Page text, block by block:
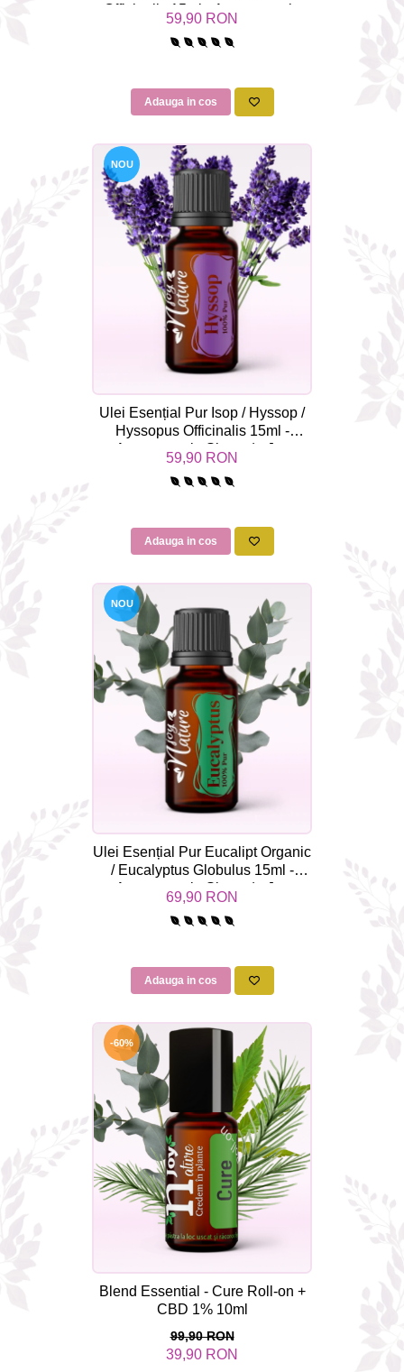
Officinalis 15ml - Aromaterapie
Sigura | nJoy Nature
59,90 RON
Adauga in cos
NOU
Ulei Esențial Pur Isop / Hyssop /
Hyssopus Officinalis 15ml -
Aromaterapie Sigura | nJoy
Nature
59,90 RON
Adauga in cos
NOU
Ulei Esențial Pur Eucalipt Organic
/ Eucalyptus Globulus 15ml -
Aromaterapie Sigura | nJoy
Nature
69,90 RON
Adauga in cos
-60%
Blend Essential - Cure Roll-on +
CBD 1% 10ml
99,90 RON
39,90 RON